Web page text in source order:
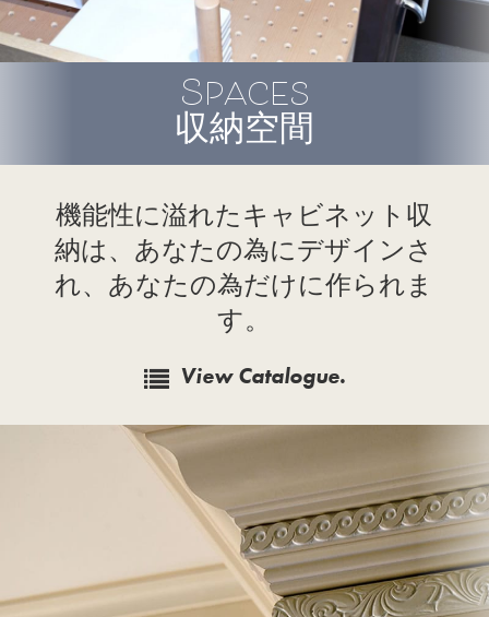
Spaces
収納空間
機能性に溢れたキャビネット収
納は、あなたの為にデザインさ
れ、あなたの為だけに作られま
す。
View Catalogue.